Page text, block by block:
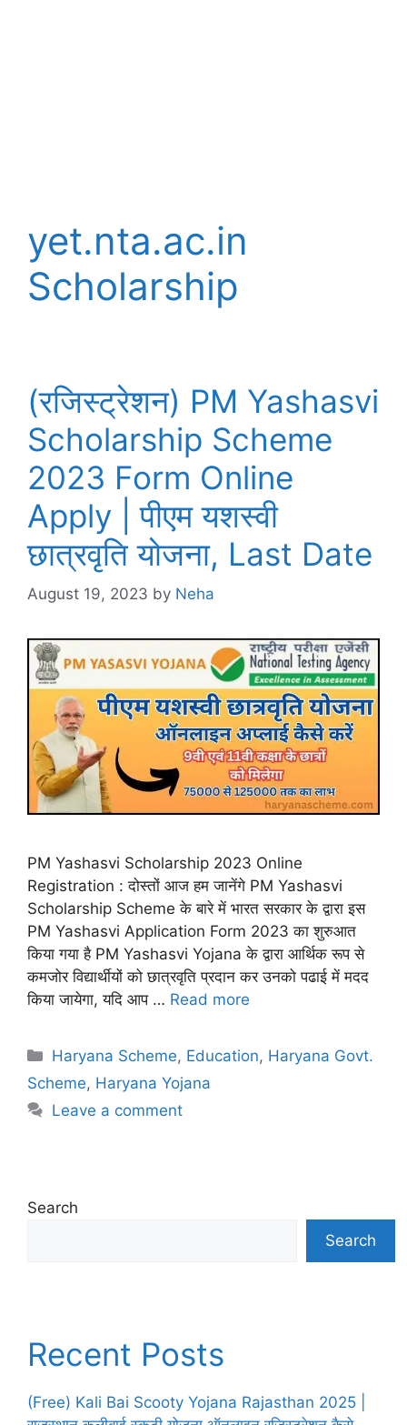
yet.nta.ac.in
Scholarship
(रजिस्ट्रेशन) PM Yashasvi
Scholarship Scheme
2023 Form Online
Apply | पीएम यशस्वी
छात्रवृति योजना, Last Date
August 19, 2023 by Neha
PM Yashasvi Scholarship 2023 Online
Registration : दोस्तों आज हम जानेंगे PM Yashasvi
Scholarship Scheme के बारे में भारत सरकार के द्वारा इस
PM Yashasvi Application Form 2023 का शुरुआत
किया गया है PM Yashasvi Yojana के द्वारा आर्थिक रूप से
कमजोर विद्यार्थीयों को छात्रवृति प्रदान कर उनको पढाई में मदद
किया जायेगा, यदि आप … Read more
Categories
Haryana Scheme, Education, Haryana Govt.
Scheme, Haryana Yojana
Leave a comment
Search
Search
Recent Posts
(Free) Kali Bai Scooty Yojana Rajasthan 2025 |